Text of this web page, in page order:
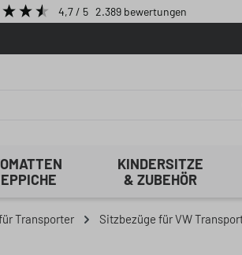
4,7/ 5 2.389 bewertungen
KINDERSITZE
& ZUBEHÖR
Transporter Sitzbezüge für VW